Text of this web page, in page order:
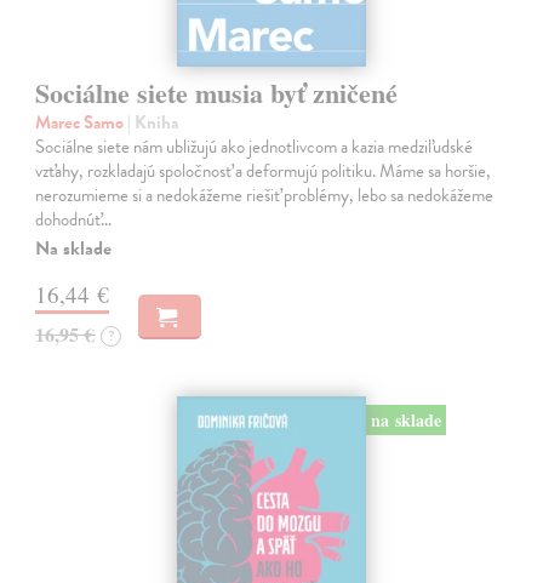
Sociálne siete musia byť zničené
Marec Samo| Kniha
Sociálne siete nám ubližujú ako jednotlivcom a kazia medziľudské
vzťahy, rozkladajú spoločnosť a deformujú politiku. Máme sa horšie,
nerozumieme si a nedokážeme riešiť problémy, lebo sa nedokážeme
dohodnúť…
Na sklade
16,44 €
16,95 € ?
na sklade